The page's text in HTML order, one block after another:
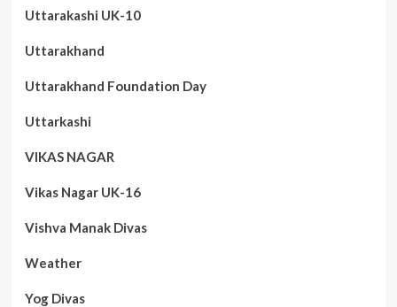
Uttarakashi UK-10
Uttarakhand
Uttarakhand Foundation Day
Uttarkashi
VIKAS NAGAR
Vikas Nagar UK-16
Vishva Manak Divas
Weather
Yog Divas